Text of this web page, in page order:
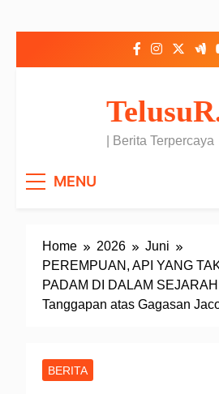
| Berita Terpercaya
MENU
Home 2026
Juni
PEREMPUAN, API YANG
PADAM DI DALAM
Tanggapan atas Gagasan
BERITA